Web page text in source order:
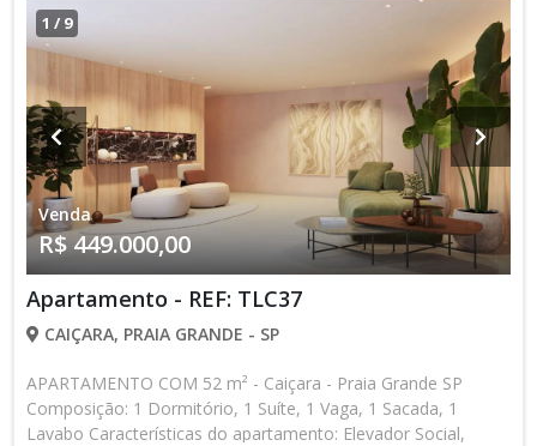
1 / 9
Venda
R$ 449.000,00
Apartamento - REF: TLC37
CAIÇARA, PRAIA GRANDE - SP
APARTAMENTO COM 52 m² - Caiçara - Praia Grande SP
Composição: 1 Dormitório, 1 Suíte, 1 Vaga, 1 Sacada, 1
Lavabo Características do apartamento: Elevador Social,